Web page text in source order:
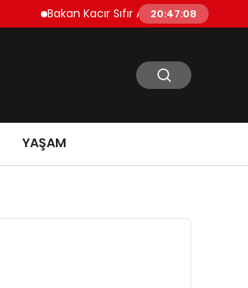
Bakan Kacır Sıfır Atık Projelerine 914 Milyon
20:47:09
YAŞAM